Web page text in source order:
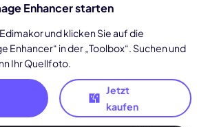
Enhancer starten
und klicken Sie auf die
Enhancer“ in der „Toolbox“. Suchen und
Ihr Quellfoto.
Jetzt
kaufen